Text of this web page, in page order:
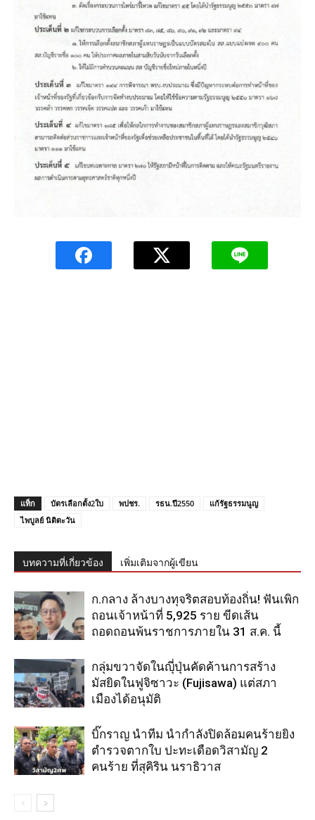
แท็ก บัตรเลือกตั้ง2ใบ พปชร. รธน.ปี2550
แก้รัฐธรรมนูญ
ไพบูลย์ นิติตะวัน
บทความที่เกี่ยวข้อง เพิ่มเติมจากผู้เขียน
ก.กลาง ล้างบางทุจริตสอบท้องถิ่น! ฟันเพิก
ถอนเจ้าหน้าที่ 5,925 ราย ขีดเส้น
ถอดถอนพ้นราชการภายใน 31 ส.ค. นี้
กลุ่มขวาจัดในญุี่ปุ่นคัดค้านการสร้าง
มัสยิดในฟูจิซาวะ (Fujisawa) แต่สภา
เมืองได้อนุมัติ
บิ๊กราญ นำทีม นำกำลังปิดล้อมคนร้ายยิง
ตำรวจตากใบ ปะทะเดือดวิสามัญ 2
คนร้าย ที่สุคิริน นราธิวาส